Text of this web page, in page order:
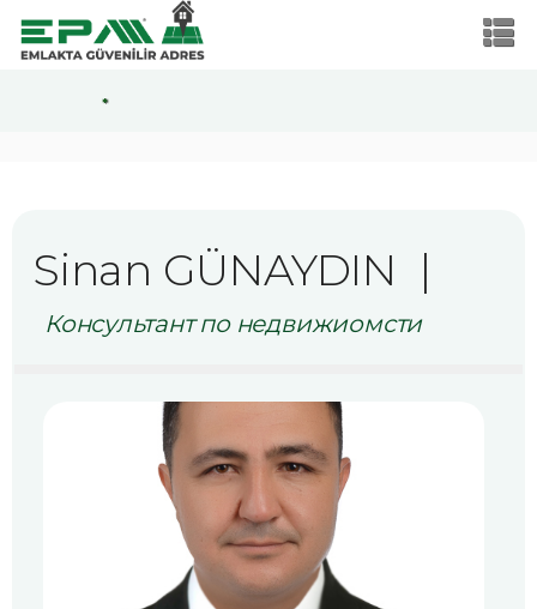
*
Sinan GÜNAYDIN |
Консультант по недвижиомсти